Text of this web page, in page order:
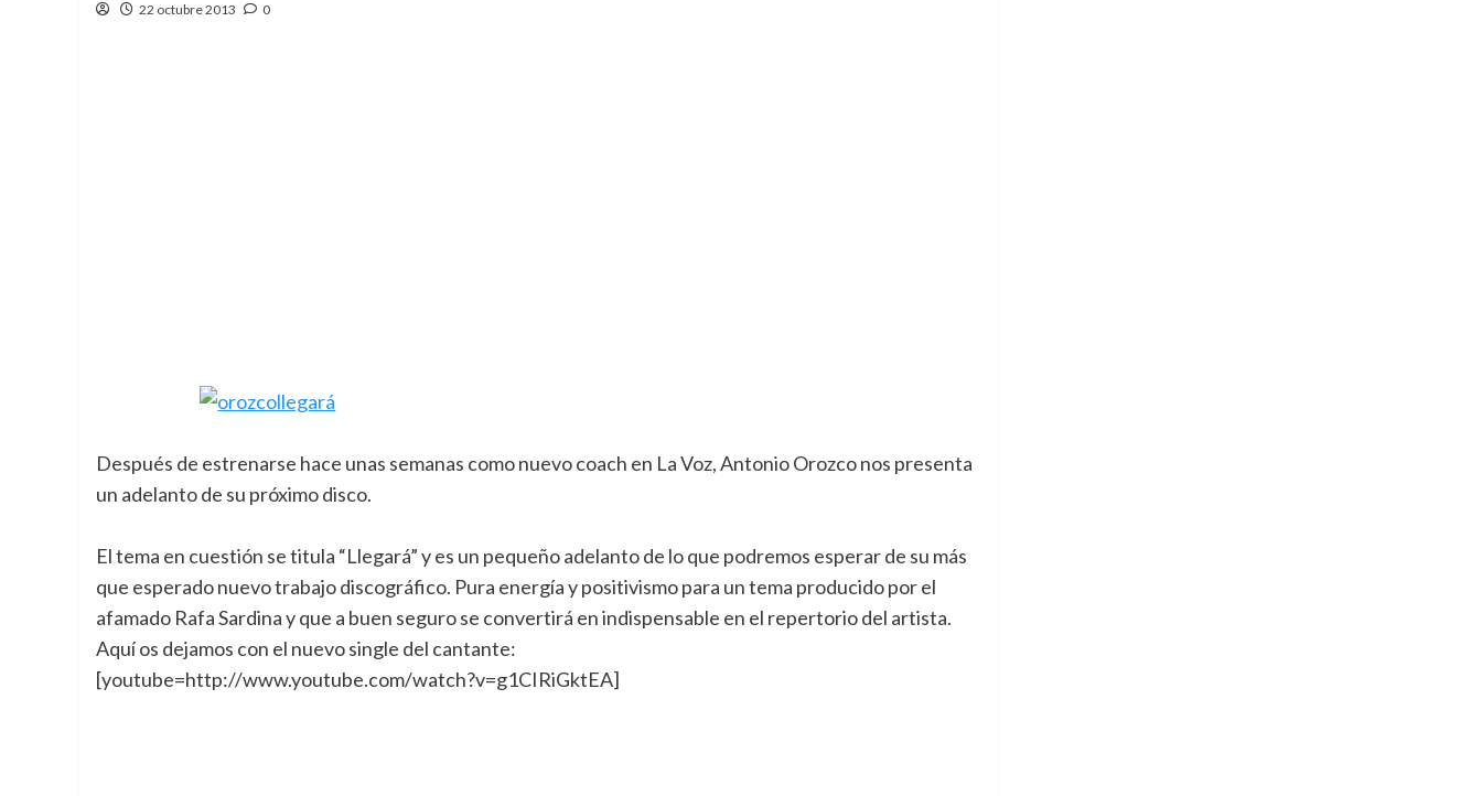
22 octubre 2013 0
Después de estrenarse hace unas semanas como nuevo coach en La Voz, Antonio Orozco nos presenta
un adelanto de su próximo disco.
El tema en cuestión se titula “Llegará” y es un pequeño adelanto de lo que podremos esperar de su más
que esperado nuevo trabajo discográfico. Pura energía y positivismo para un tema producido por el
afamado Rafa Sardina y que a buen seguro se convertirá en indispensable en el repertorio del artista.
Aquí os dejamos con el nuevo single del cantante:
[youtube=http://www.youtube.com/watch?v=g1CIRiGktEA]